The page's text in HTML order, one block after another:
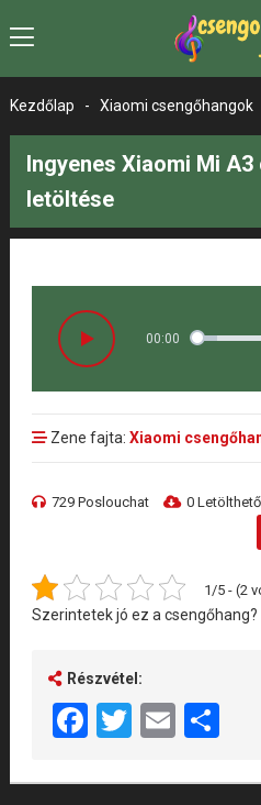
Kezdőlap - Xiaomi csengőhangok
Ingyenes Xiaomi Mi
letöltése
00:00
Zene fajta: Xiaomi
729 Poslouchat 0
1/5 - (2
Szerintetek jó ez a csengőhang?
Részvétel:
Facebook
Twitter
Email